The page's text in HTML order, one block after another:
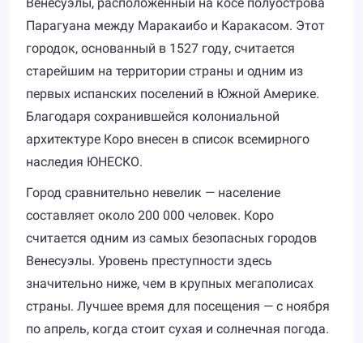
Парагуана между Маракаибо и Каракасом. Этот
городок, основанный в 1527 году, считается
старейшим на территории страны и одним из
первых испанских поселений в Южной Америке.
Благодаря сохранившейся колониальной
архитектуре Коро внесен в список всемирного
наследия ЮНЕСКО.
Город сравнительно невелик — население
составляет около 200 000 человек. Коро
считается одним из самых безопасных городов
Венесуэлы. Уровень преступности здесь
значительно ниже, чем в крупных мегаполисах
страны. Лучшее время для посещения — с ноября
по апрель, когда стоит сухая и солнечная погода.